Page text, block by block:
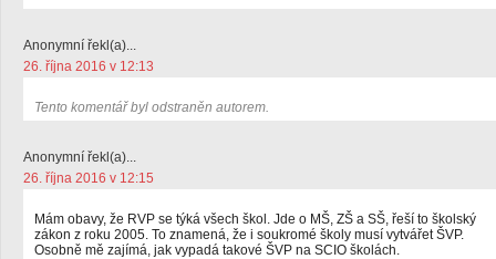
Anonymní řekl(a)...
26. října 2016 v 12:13
Tento komentář byl odstraněn autorem.
Anonymní řekl(a)...
26. října 2016 v 12:15
Mám obavy, že RVP se týká všech škol. Jde o MŠ, ZŠ a SŠ, řeší to školský
zákon z roku 2005. To znamená, že i soukromé školy musí vytvářet ŠVP.
Osobně mě zajímá, jak vypadá takové ŠVP na SCIO školách.